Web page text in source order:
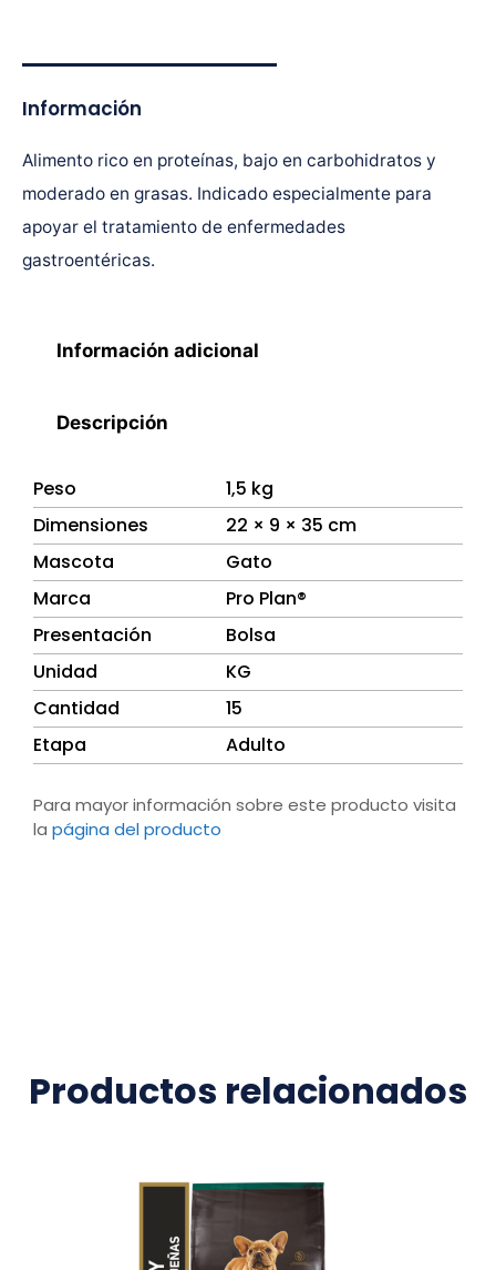
Información
Alimento rico en proteínas, bajo en carbohidratos y
moderado en grasas. Indicado especialmente para
apoyar el tratamiento de enfermedades
gastroentéricas.
Información adicional
Descripción
Peso
1,5 kg
Dimensiones
22 × 9 × 35 cm
Mascota
Gato
Marca
Pro Plan®
Presentación
Bolsa
Unidad
KG
Cantidad
15
Etapa
Adulto
Para mayor información sobre este producto visita
la página del producto
Productos relacionados